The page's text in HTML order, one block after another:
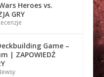
Heroes vs.
GRY
Game –
| ZAPOWIEDŹ